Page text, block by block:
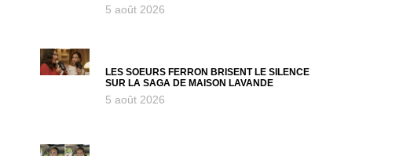
5 août 2026
LES SOEURS FERRON BRISENT LE SILENCE
SUR LA SAGA DE MAISON LAVANDE
5 août 2026